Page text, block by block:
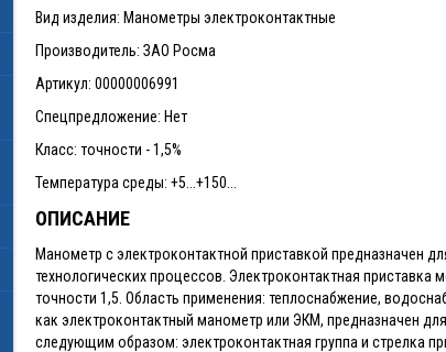
Вид изделия: Манометры электроконтактные
Производитель: ЗАО Росма
Артикул: 00000006991
Спецпредложение: Нет
Класс: точности - 1,5%
Температура среды: +5...+150...
ОПИСАНИЕ
Манометр с электроконтактной приставкой предназначен
технологических процессов. Электроконтактная
точности 1,5. Область применения: теплоснабжение,
как электроконтактный манометр или ЭКМ, предназначен
следующим образом: электроконтактная группа и стрелка